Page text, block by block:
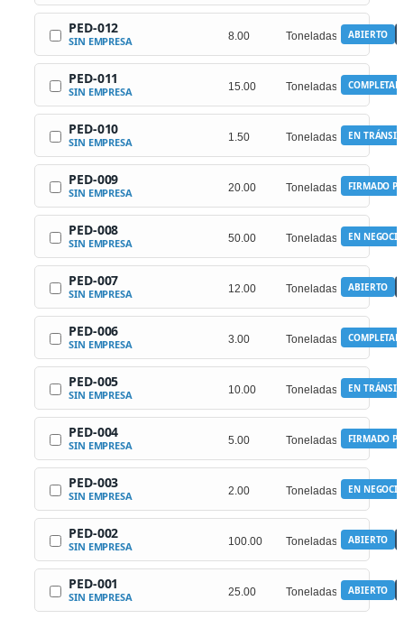
PED-012
SIN EMPRESA ABIERTO
PED-011
SIN EMPRESA
PED-010
SIN EMPRESA EN
PED-009
SIN EMPRESA FIRMADO
PED-008
SIN EMPRESA EN
PED-007
SIN EMPRESA ABIERTO
PED-006
SIN EMPRESA
PED-005
SIN EMPRESA EN
PED-004
SIN EMPRESA FIRMADO
PED-003
SIN EMPRESA EN
PED-002
SIN EMPRESA ABIERTO
PED-001
SIN EMPRESA ABIERTO